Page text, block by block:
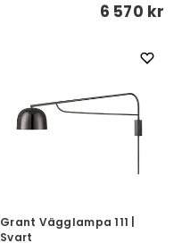
6 570 kr
Grant Vägglampa 111 |
Svart